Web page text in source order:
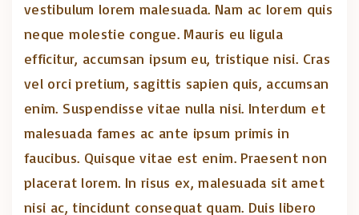
vestibulum lorem malesuada. Nam ac lorem quis
neque molestie congue. Mauris eu ligula
efficitur, accumsan ipsum eu, tristique nisi. Cras
vel orci pretium, sagittis sapien quis, accumsan
enim. Suspendisse vitae nulla nisi. Interdum et
malesuada fames ac ante ipsum primis in
faucibus. Quisque vitae est enim. Praesent non
placerat lorem. In risus ex, malesuada sit amet
nisi ac, tincidunt consequat quam. Duis libero